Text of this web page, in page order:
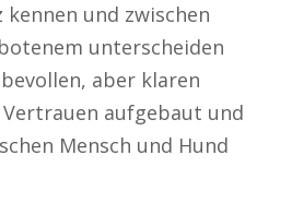
und zwischen
unterscheiden
aber klaren
aufgebaut und
Mensch und Hund